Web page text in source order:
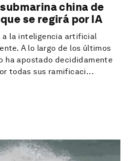
china de
se regirá por IA
a la inteligencia artificial
A lo largo de los últimos
ha apostado decididamente
todas sus ramificaci...